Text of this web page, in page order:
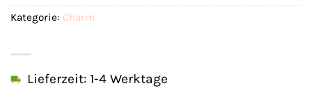
Lieferzeit: 1-4 Werktage
Kategorie: Charm